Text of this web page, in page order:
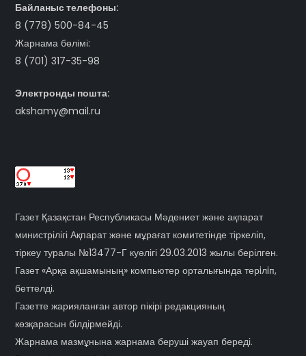
Байланыс телефоны:
8 (778) 500-84-45
Жарнама бөлімі:
8 (701) 317-35-98
Электронды пошта:
akshamy@mail.ru
Газет Қазақстан Республикасы Мәдениет және ақпарат
министрілігі Ақпарат және мұрағат комитетінде тіркеліп,
тіркеу туралы №13477-Г куәлігі 29.03.2013 жылы берілген.
Газет «Арқа ақшамының» компьютер орталығында терiлiп,
беттелді.
Газетте жарияланған автор пікірі редакцияның
көзқарасын білдірмейді.
Жарнама мазмұнына жарнама беруші жауап береді.